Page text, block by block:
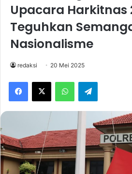
Upacara Harkitnas
Teguhkan
Nasionalisme
redaksi 20 Mei 2025
Facebook
X WhatsAppTelegram